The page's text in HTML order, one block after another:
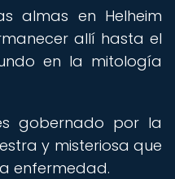
almas en Helheim
allí hasta el
en la mitología
gobernado por la
y misteriosa que
enfermedad.